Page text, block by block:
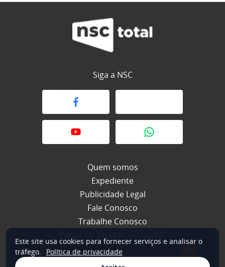
Siga a NSC
Quem somos
Expediente
Publicidade Legal
Fale Conosco
Trabalhe Conosco
Este site usa cookies para fornecer serviços e analisar o
tráfego.
Política de privacidade